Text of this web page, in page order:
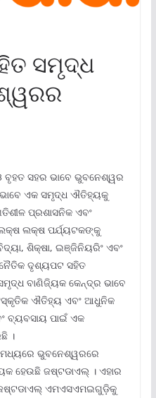
ସମୃଦ୍ଧ
ବୃହତ ସହର ଭାବେ ଭୁବନେଶ୍ୱର
ଏକ ସମୃଦ୍ଧ ଐତିହ୍ୟକୁ
ପ୍ରଶାସନିକ ଏବଂ
ଲକ୍ଷ ଲକ୍ଷ ପର୍ଯ୍ୟଟକଙ୍କୁ
ଶିକ୍ଷା, ଇଞ୍ଜିନିୟରିଂ ଏବଂ
ଦୃଶ୍ୟପଟ ସହିତ
ବାଣିଜ୍ୟିକ କେନ୍ଦ୍ର ଭାବେ
ଐତିହ୍ୟ ଏବଂ ଆଧୁନିକ
ବ୍ୟବସାୟ ପାଇଁ ଏକ
।
ମଧ୍ୟରେ ଭୁବନେଶ୍ୱରରେ
ହେଉଛି ଜଷ୍ଟଡାଏଲ୍ । ଏହାର
ଜଷ୍ଟଡାଏଲ୍ ଏମଏସଏମଇଗୁଡ଼ିକୁ